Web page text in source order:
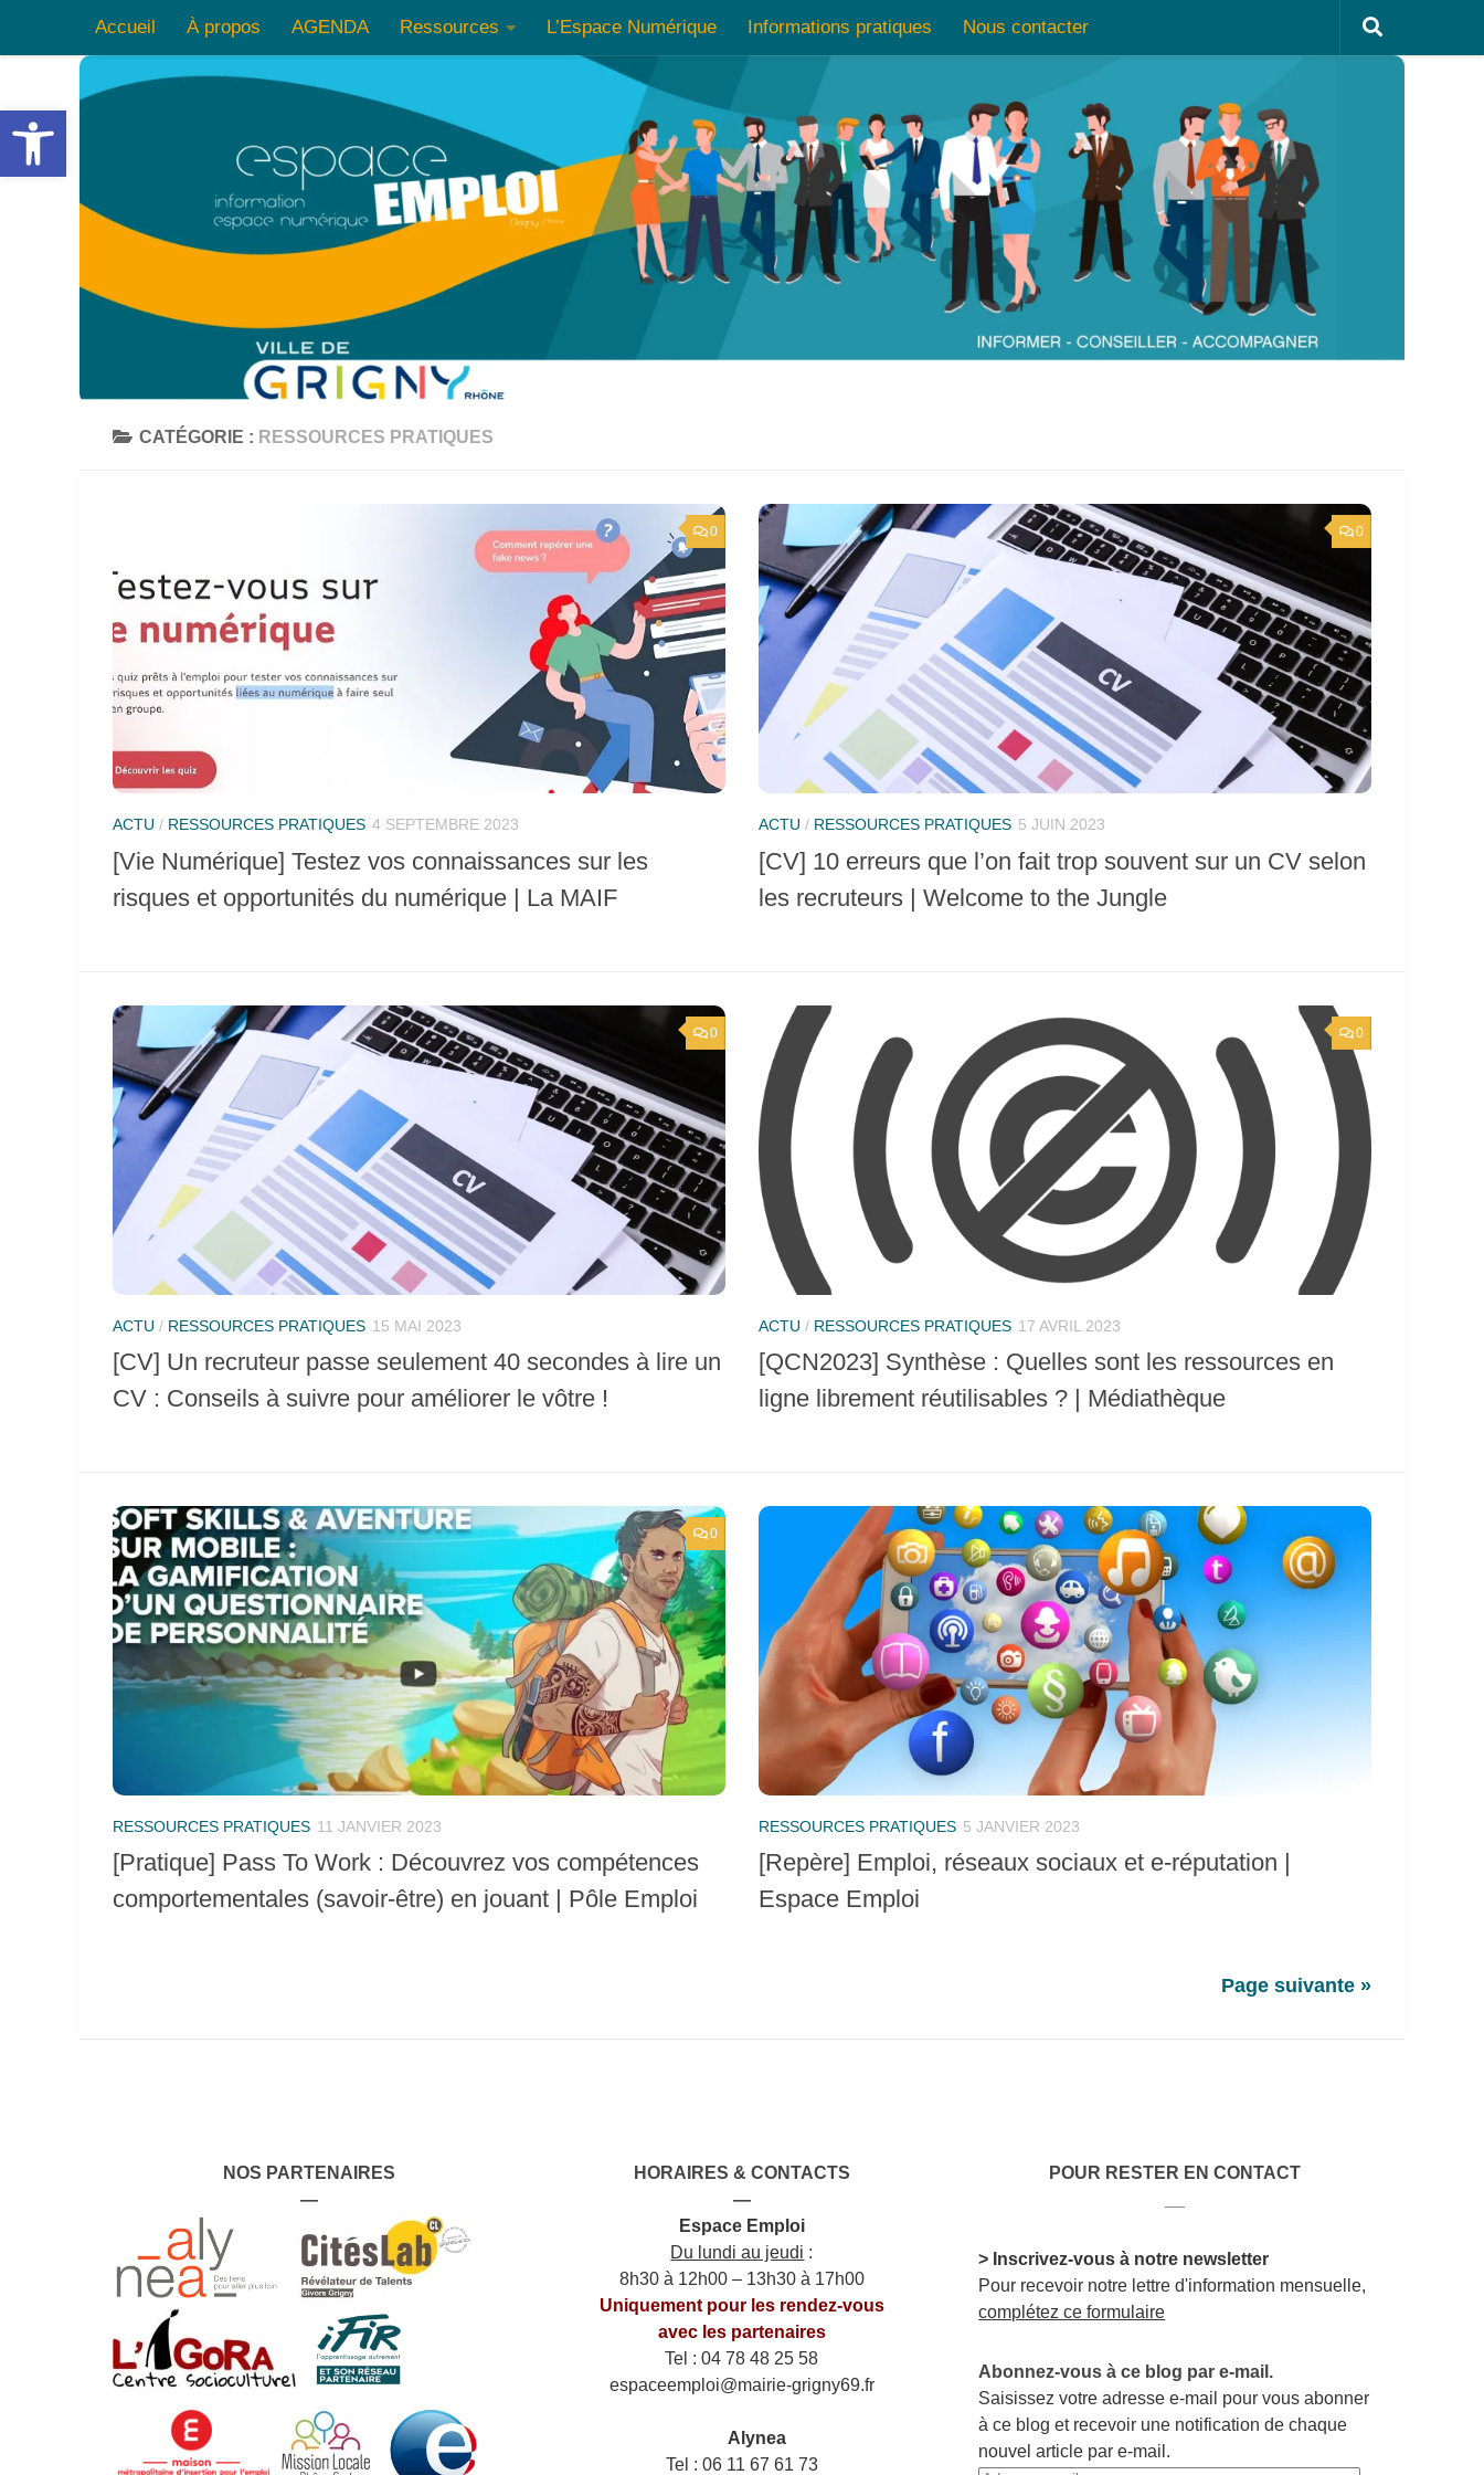
Ouvrir la barre d’outils
Skip to content
Accueil À propos AGENDA Ressources L’Espace Numérique Informations pratiques Nous contacter
CATÉGORIE : RESSOURCES PRATIQUES
0
ACTU / RESSOURCES PRATIQUES 4 SEPTEMBRE 2023
[Vie Numérique] Testez vos connaissances sur les
risques et opportunités du numérique | La MAIF
0
ACTU / RESSOURCES PRATIQUES 5 JUIN 2023
[CV] 10 erreurs que l’on fait trop souvent sur un CV selon
les recruteurs | Welcome to the Jungle
0
ACTU / RESSOURCES PRATIQUES 15 MAI 2023
[CV] Un recruteur passe seulement 40 secondes à lire un
CV : Conseils à suivre pour améliorer le vôtre !
0
ACTU / RESSOURCES PRATIQUES 17 AVRIL 2023
[QCN2023] Synthèse : Quelles sont les ressources en
ligne librement réutilisables ? | Médiathèque
0
RESSOURCES PRATIQUES 11 JANVIER 2023
[Pratique] Pass To Work : Découvrez vos compétences
comportementales (savoir-être) en jouant | Pôle Emploi
RESSOURCES PRATIQUES 5 JANVIER 2023
[Repère] Emploi, réseaux sociaux et e-réputation |
Espace Emploi
Page suivante »
NOS PARTENAIRES
—
HORAIRES & CONTACTS
—
Espace Emploi
Du lundi au jeudi :
8h30 à 12h00 – 13h30 à 17h00
Uniquement pour les rendez-vous
avec les partenaires
Tel : 04 78 48 25 58
espaceemploi@mairie-grigny69.fr
Alynea
Tel : 06 11 67 61 73
POUR RESTER EN CONTACT
> Inscrivez-vous à notre newsletter
Pour recevoir notre lettre d'information mensuelle,
complétez ce formulaire
Abonnez-vous à ce blog par e-mail.
Saisissez votre adresse e-mail pour vous abonner
à ce blog et recevoir une notification de chaque
nouvel article par e-mail.